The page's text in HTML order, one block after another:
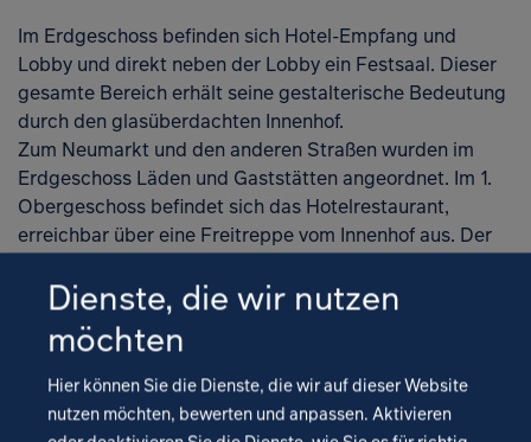
Im Erdgeschoss befinden sich Hotel-Empfang und
Lobby und direkt neben der Lobby ein Festsaal. Dieser
gesamte Bereich erhält seine gestalterische Bedeutung
durch den glasüberdachten Innenhof.
Zum Neumarkt und den anderen Straßen wurden im
Erdgeschoss Läden und Gaststätten angeordnet. Im 1.
Obergeschoss befindet sich das Hotelrestaurant,
erreichbar über eine Freitreppe vom Innenhof aus. Der
Galerien erschlossen und ist direkt mit dem Restaurant
verbunden. Ab dem 2. Obergeschoss sind die luxuriösen
Hotelzimmer angeordnet.
Zur
Dienste, die wir nutzen
möchten
Hier können Sie die Dienste, die wir auf dieser Website
nutzen möchten, bewerten und anpassen. Aktivieren